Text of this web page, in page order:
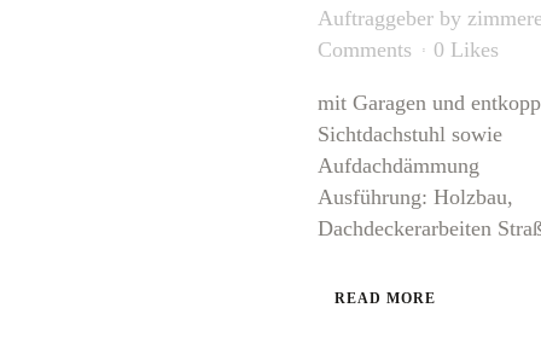
Auftraggeber by
Comments
0 Likes
mit Garagen und
Sichtdachstuhl sowie
Aufdachdämmung
Ausführung: Holzbau,
Dachdeckerarbeiten
READ MORE